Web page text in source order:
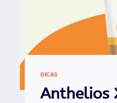
DICAS
Anthelios